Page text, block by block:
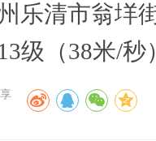
乐清市翁垟
级（38米/秒